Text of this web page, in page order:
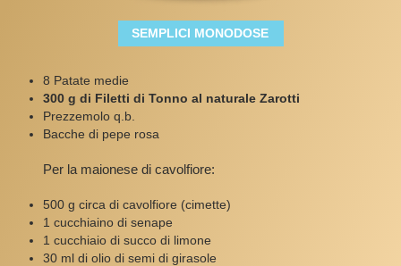
SEMPLICI MONODOSE
8 Patate medie
300 g di Filetti di Tonno al naturale Zarotti
Prezzemolo q.b.
Bacche di pepe rosa
Per la maionese di cavolfiore:
500 g circa di cavolfiore (cimette)
1 cucchiaino di senape
1 cucchiaio di succo di limone
30 ml di olio di semi di girasole